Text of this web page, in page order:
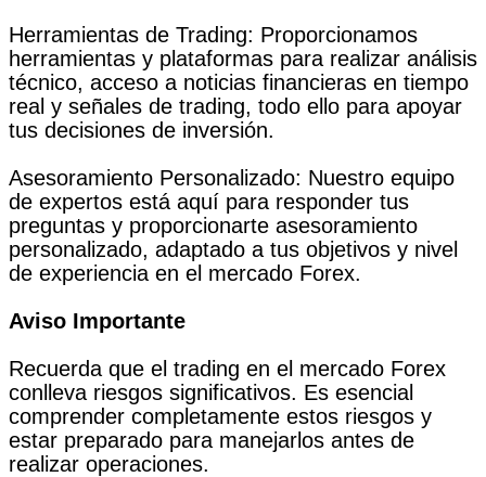
Herramientas de Trading: Proporcionamos
herramientas y plataformas para realizar análisis
técnico, acceso a noticias financieras en tiempo
real y señales de trading, todo ello para apoyar
tus decisiones de inversión.
Asesoramiento Personalizado: Nuestro equipo
de expertos está aquí para responder tus
preguntas y proporcionarte asesoramiento
personalizado, adaptado a tus objetivos y nivel
de experiencia en el mercado Forex.
Aviso Importante
Recuerda que el trading en el mercado Forex
conlleva riesgos significativos. Es esencial
comprender completamente estos riesgos y
estar preparado para manejarlos antes de
realizar operaciones.